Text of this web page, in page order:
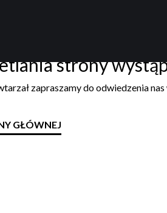
strony
zapraszamy do odwiedzenia
GŁÓWNEJ